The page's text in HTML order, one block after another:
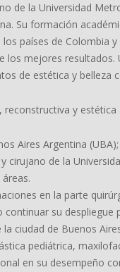
de la Universidad
Su formación
países de Colombia
los mejores
de estética y belleza
y estética
Aires Argentina
cirujano de la
en la parte
su
ciudad de Buenos
pediátrica,
en su desempeño